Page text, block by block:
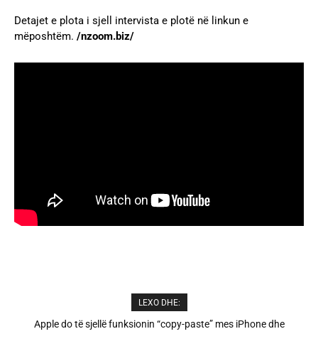
Detajet e plota i sjell intervista e plotë në linkun e
mëposhtëm. /nzoom.biz/
LEXO DHE:
Cristiano Ronaldo dhe Georgina martohen këtë të shtunë,